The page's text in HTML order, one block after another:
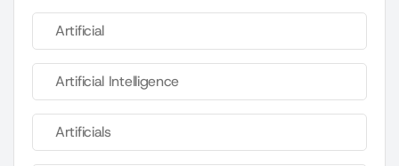
Artificial
Artificial Intelligence
Artificials